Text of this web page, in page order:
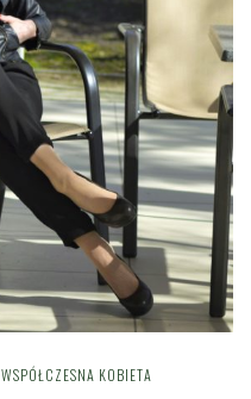
WSPÓŁCZESNA KOBIETA